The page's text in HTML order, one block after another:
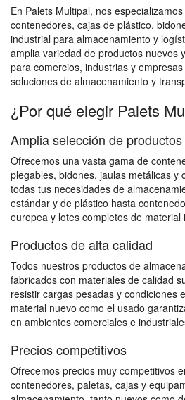
En Palets Multipal, nos
contenedores, cajas de plástico,
industrial para almacenamiento y
amplia variedad de productos nuevos
para comercios, industrias y
soluciones de almacenamiento y
¿Por qué elegir Palets
Amplia selección de
Ofrecemos una vasta gama de
plegables, bidones, jaulas metálicas y
todas tus necesidades de
estándar y de plástico hasta
europea y lotes completos de material
Productos de alta calidad
Todos nuestros productos de
fabricados con materiales de calidad
resistir cargas pesadas y condiciones
material nuevo como el usado
en ambientes comerciales e
Precios competitivos
Ofrecemos precios muy competitivos
contenedores, paletas, cajas y